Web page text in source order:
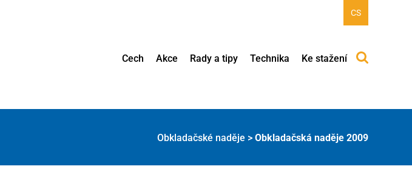
CS
Cech Akce Rady a tipy Technika Ke stažení
Obkladačské naděje > Obkladačská naděje 2009